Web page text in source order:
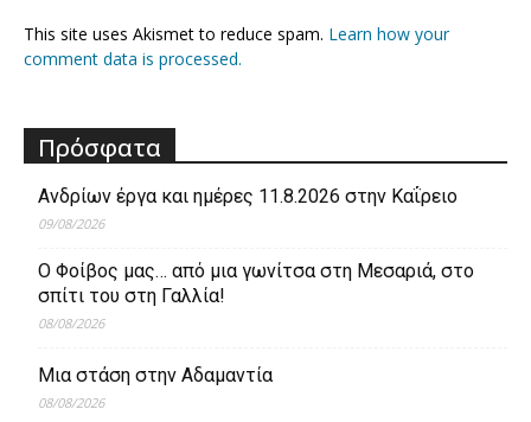
This site uses Akismet to reduce spam. Learn how your
comment data is processed.
Πρόσφατα
Ανδρίων έργα και ημέρες 11.8.2026 στην Καΐρειο
09/08/2026
Ο Φοίβος μας… από μια γωνίτσα στη Μεσαριά, στο
σπίτι του στη Γαλλία!
08/08/2026
Μια στάση στην Αδαμαντία
08/08/2026